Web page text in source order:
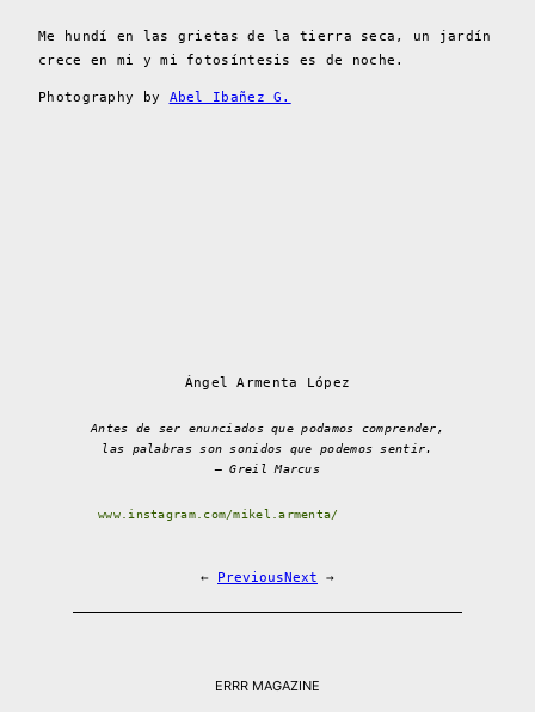
Me hundí en las grietas de la tierra seca, un jardín
crece en mi y mi fotosíntesis es de noche.
Photography by Abel Ibañez G.
Ángel Armenta López
Antes de ser enunciados que podamos comprender,
las palabras son sonidos que podemos sentir.
– Greil Marcus
www.instagram.com/mikel.armenta/
← PreviousNext →
ERRR MAGAZINE